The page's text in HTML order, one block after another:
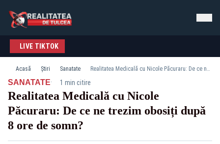
LIVE TIKTOK
Acasă Știri Sanatate Realitatea Medicală cu Nicole Păcuraru: De ce ne trezim obosiți după 8 ore de somn?
SANATATE· 1 min citire
Realitatea Medicală cu Nicole
Păcuraru: De ce ne trezim obosiți după
8 ore de somn?